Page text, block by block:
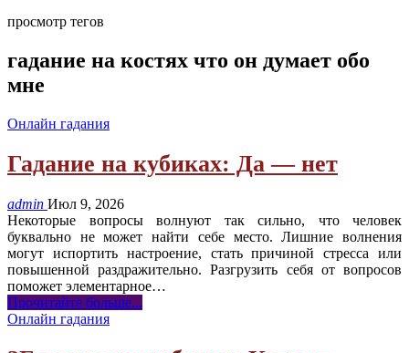
просмотр тегов
гадание на костях что он думает обо
мне
Онлайн гадания
Гадание на кубиках: Да — нет
admin Июл 9, 2026
Некоторые вопросы волнуют так сильно, что человек
буквально не может найти себе место. Лишние волнения
могут испортить настроение, стать причиной стресса или
повышенной раздражительно. Разгрузить себя от вопросов
поможет элементарное…
Прочитайте больше...
Онлайн гадания